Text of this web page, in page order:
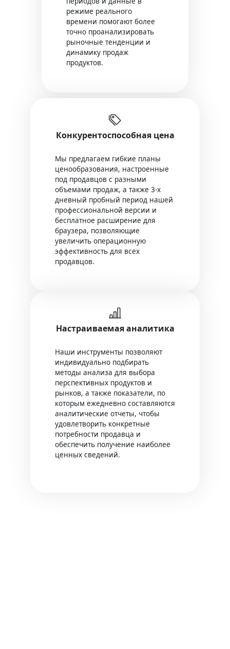
режиме реального
времени помогают более
точно проанализировать
рыночные тенденции и
динамику продаж
продуктов.
Конкурентоспособная цена
Мы предлагаем гибкие планы
ценообразования, настроенные
под продавцов с разными
объемами продаж, а также 3-х
дневный пробный период нашей
профессиональной версии и
бесплатное расширение для
браузера, позволяющие
увеличить операционную
эффективность для всех
продавцов.
Настраиваемая аналитика
Наши инструменты позволяют
индивидуально подбирать
методы анализа для выбора
перспективных продуктов и
рынков, а также показатели, по
которым ежедневно составляются
аналитические отчеты, чтобы
удовлетворить конкретные
потребности продавца и
обеспечить получение наиболее
ценных сведений.